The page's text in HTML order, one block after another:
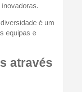
é um
equipas e
através